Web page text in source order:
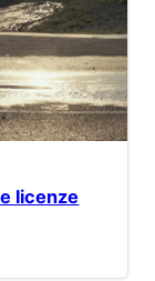
licenze